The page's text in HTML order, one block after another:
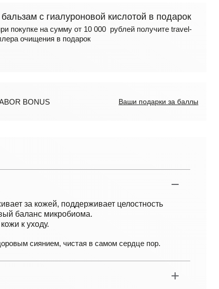
с гиалуроновой кислотой в подарок
покупке на сумму от 10 000 рублей получите travel-
очищения в подарок
BONUS Ваши подарки за баллы
за кожей, поддерживает целостность
баланс микробиома.
к уходу.
сиянием, чистая в самом сердце пор.